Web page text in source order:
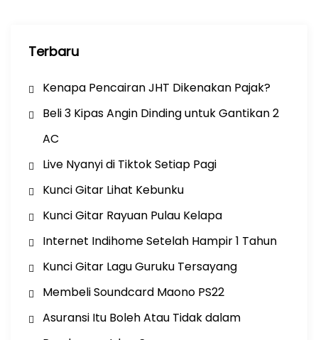
Terbaru
Kenapa Pencairan JHT Dikenakan Pajak?
Beli 3 Kipas Angin Dinding untuk Gantikan 2
AC
Live Nyanyi di Tiktok Setiap Pagi
Kunci Gitar Lihat Kebunku
Kunci Gitar Rayuan Pulau Kelapa
Internet Indihome Setelah Hampir 1 Tahun
Kunci Gitar Lagu Guruku Tersayang
Membeli Soundcard Maono PS22
Asuransi Itu Boleh Atau Tidak dalam